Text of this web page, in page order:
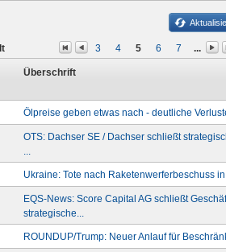
3 4 5 6 7 ...
Überschrift
Ölpreise geben etwas nach - deutliche
OTS: Dachser SE / Dachser schließt
...
Ukraine: Tote nach Raketenwerferbeschuss
EQS-News: Score Capital AG schließt
strategische...
ROUNDUP/Trump: Neuer Anlauf für